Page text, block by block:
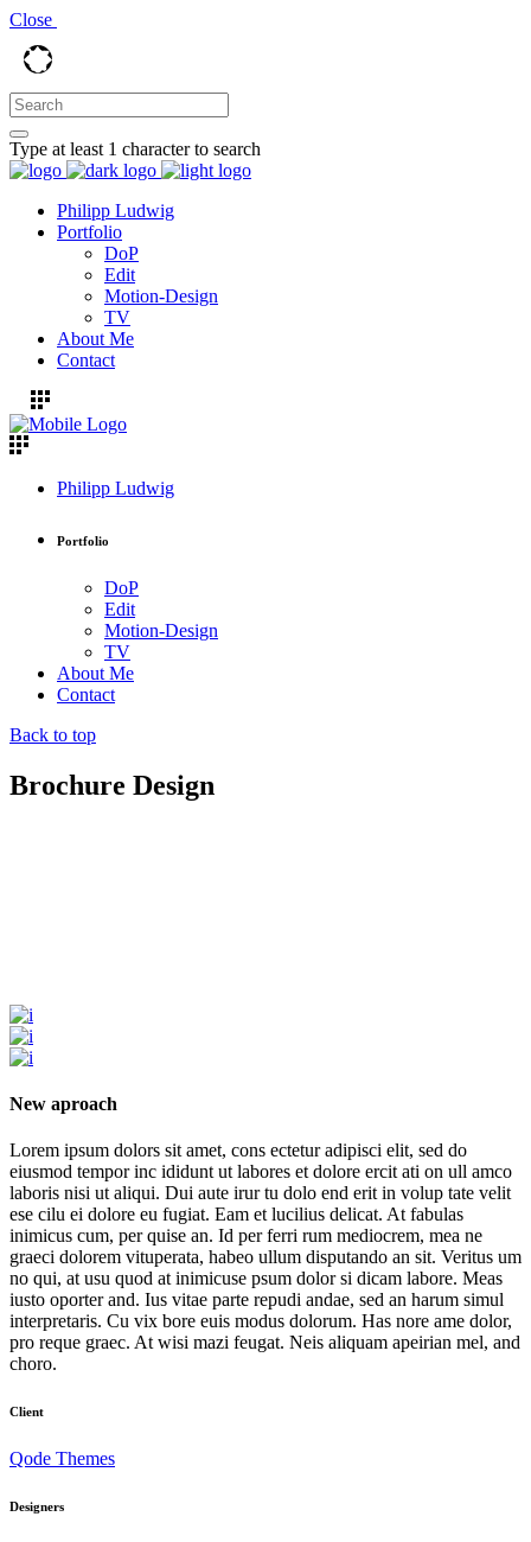
Close
Type at least 1 character to search
Philipp Ludwig
Portfolio
DoP
Edit
Motion-Design
TV
About Me
Contact
Philipp Ludwig
Portfolio
DoP
Edit
Motion-Design
TV
About Me
Contact
Back to top
Brochure Design
New aproach
Lorem ipsum dolors sit amet, cons ectetur adipisci elit, sed do
eiusmod tempor inc ididunt ut labores et dolore ercit ati on ull amco
laboris nisi ut aliqui. Dui aute irur tu dolo end erit in volup tate velit
ese cilu ei dolore eu fugiat. Eam et lucilius delicat. At fabulas
inimicus cum, per quise an. Id per ferri rum mediocrem, mea ne
graeci dolorem vituperata, habeo ullum disputando an sit. Veritus um
no qui, at usu quod at inimicuse psum dolor si dicam labore. Meas
iusto oporter and. Ius vitae parte repudi andae, sed an harum simul
interpretaris. Cu vix bore euis modus dolorum. Has nore ame dolor,
pro reque graec. At wisi mazi feugat. Neis aliquam apeirian mel, and
choro.
Client
Qode Themes
Designers